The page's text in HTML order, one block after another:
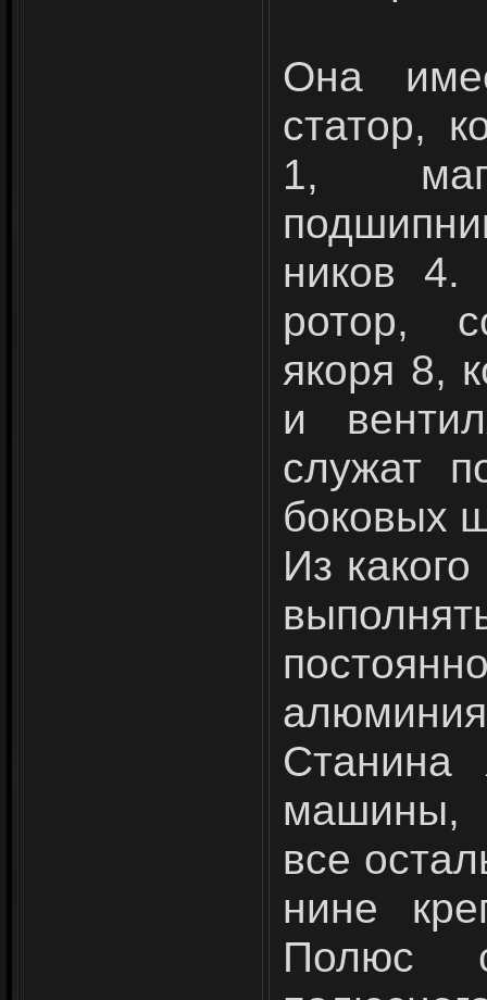
Она
статор,
1,
ников 4.
ротор,
якоря 8,
и
служат
боковых
Из
Станина
машины,
все
нине
Полюс